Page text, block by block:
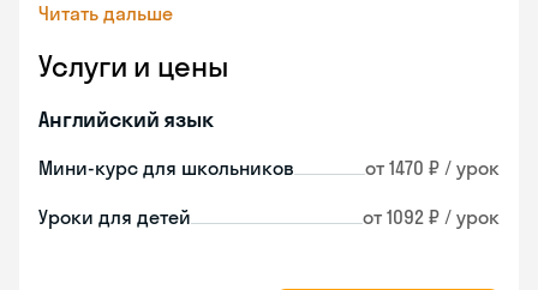
Читать дальше
Услуги и цены
Английский язык
Мини-курс для школьников от 1470 ₽ / урок
Уроки для детей от 1092 ₽ / урок